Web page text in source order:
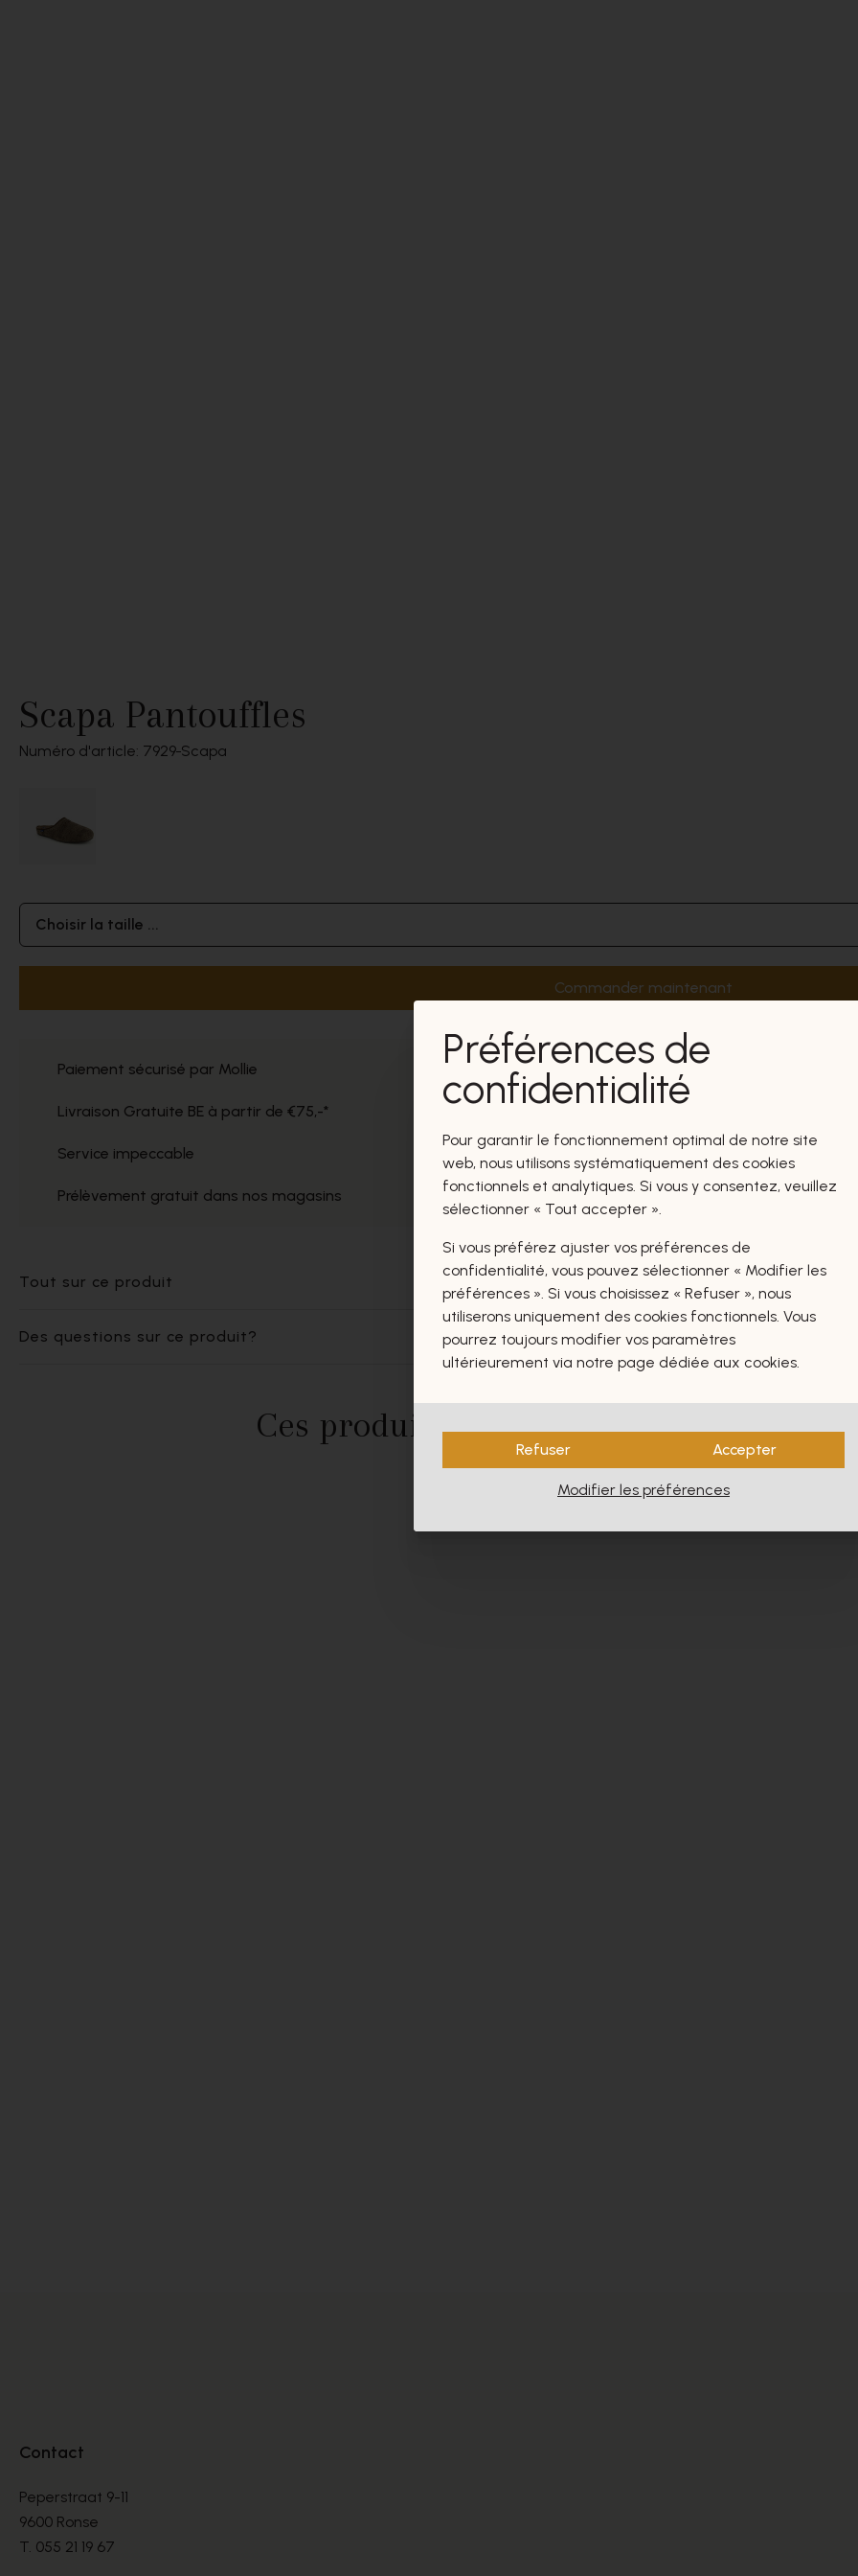
Scapa Pantouffles
Numéro d'article: 7929 Scapa
Choisir la taille ...
Commander maintenant
Paiement sécurisé par Mollie
Livraison Gratuite BE à partir de €75,-*
Service impeccable
Prélèvement gratuit dans nos magasins
Tout sur ce produit
Des questions sur ce produit?
Ces produits vous intéresseront
Contact
Peperstraat 9-11
9600 Ronse
T. 055 21 19 67
Préférences de
confidentialité
Pour garantir le fonctionnement optimal de notre site
web, nous utilisons systématiquement des cookies
fonctionnels et analytiques. Si vous y consentez, veuillez
sélectionner « Tout accepter ».
Si vous préférez ajuster vos préférences de
confidentialité, vous pouvez sélectionner « Modifier les
préférences ». Si vous choisissez « Refuser », nous
utiliserons uniquement des cookies fonctionnels. Vous
pourrez toujours modifier vos paramètres
ultérieurement via notre page dédiée aux cookies.
Refuser Accepter
Modifier les préférences